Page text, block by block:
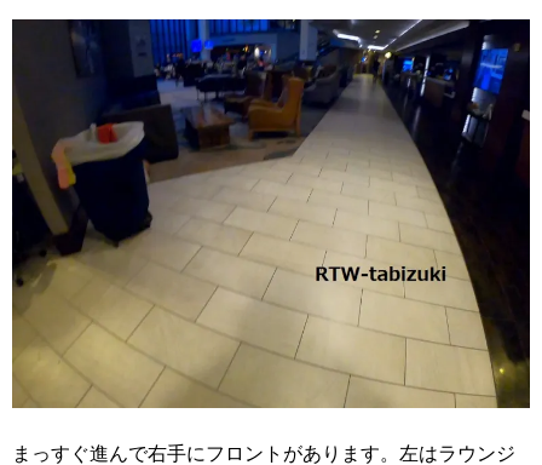
まっすぐ進んで右手にフロントがあります。左はラウンジ